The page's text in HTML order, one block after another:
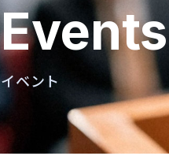
Events
イベント